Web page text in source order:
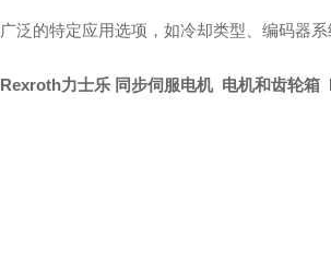
广泛的特定应用选项，如冷却类型、编码器系
Rexroth力士乐 同步伺服电机 电机和齿轮